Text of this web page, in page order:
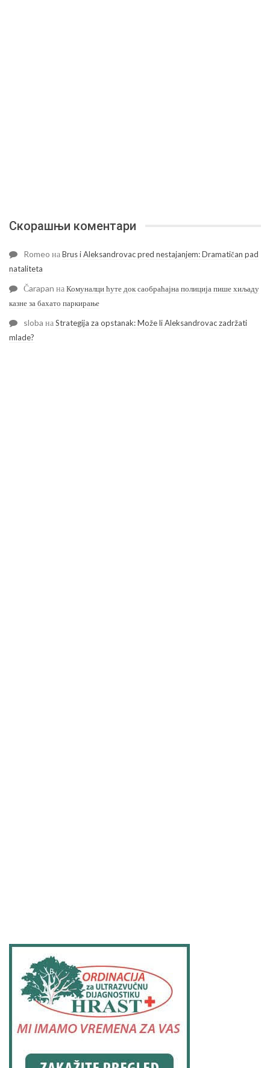
Скорашњи коментари
Romeo наBrus i Aleksandrovac pred nestajanjem: Dramatičan pad
nataliteta
Čarapan наКомуналци ћуте док саобраћајна полиција пише хиљаду
казне за бахато паркирање
sloba наStrategija za opstanak: Može li Aleksandrovac zadržati
mlade?